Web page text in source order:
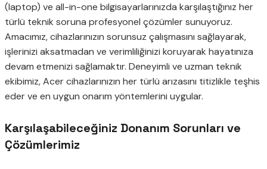
(laptop) ve all-in-one bilgisayarlarınızda karşılaştığınız her
türlü teknik soruna profesyonel çözümler sunuyoruz.
Amacımız, cihazlarınızın sorunsuz çalışmasını sağlayarak,
işlerinizi aksatmadan ve verimliliğinizi koruyarak hayatınıza
devam etmenizi sağlamaktır. Deneyimli ve uzman teknik
ekibimiz, Acer cihazlarınızın her türlü arızasını titizlikle teşhis
eder ve en uygun onarım yöntemlerini uygular.
Karşılaşabileceğiniz Donanım Sorunları ve
Çözümlerimiz